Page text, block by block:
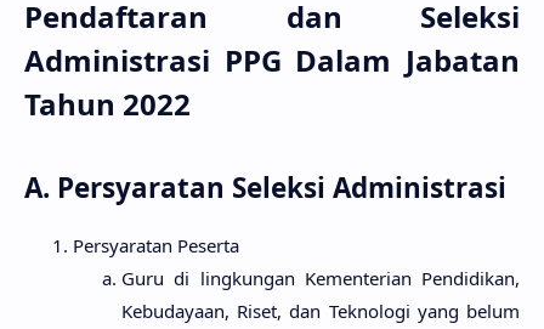
Pendaftaran dan Seleksi
Administrasi PPG Dalam Jabatan
Tahun 2022
A. Persyaratan Seleksi Administrasi
Persyaratan Peserta
Guru di lingkungan Kementerian Pendidikan,
Kebudayaan, Riset, dan Teknologi yang belum